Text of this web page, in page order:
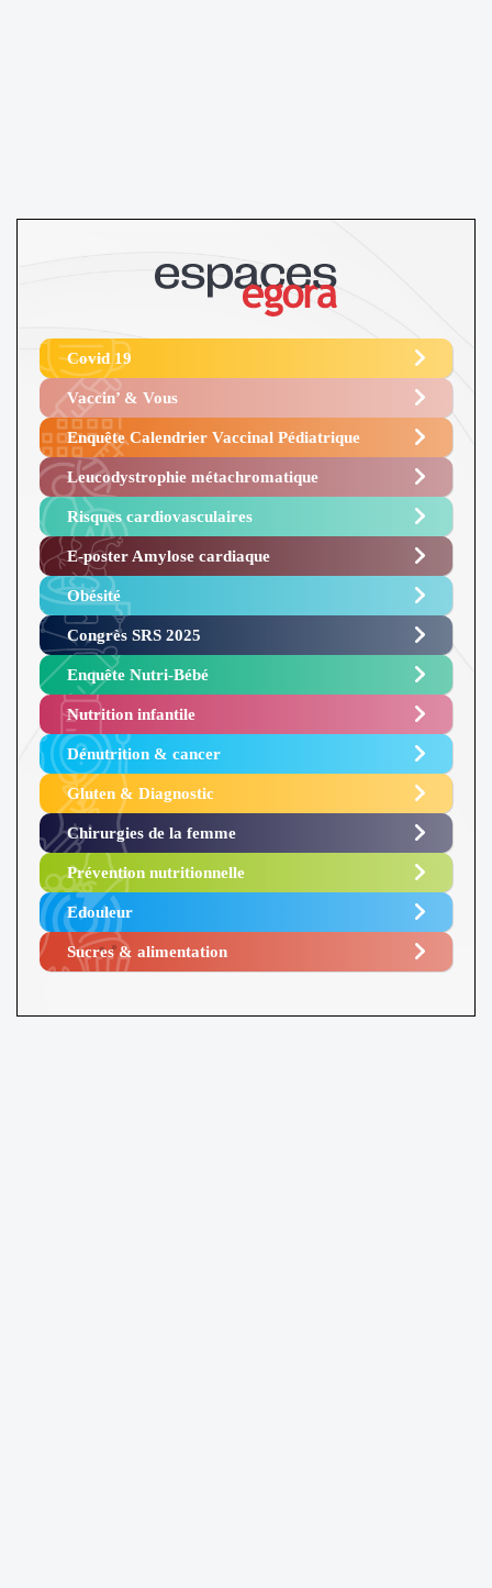
Covid 19
Vaccin’ & Vous
Enquête Calendrier Vaccinal Pédiatrique
Leucodystrophie métachromatique
Risques cardiovasculaires
E-poster Amylose cardiaque ​
Obésité ​
Congrès SRS 2025 ​
Enquête Nutri-Bébé ​
Nutrition infantile
Dénutrition & cancer
Gluten & Diagnostic
Chirurgies de la femme
Prévention nutritionnelle
Edouleur​
Sucres & alimentation​